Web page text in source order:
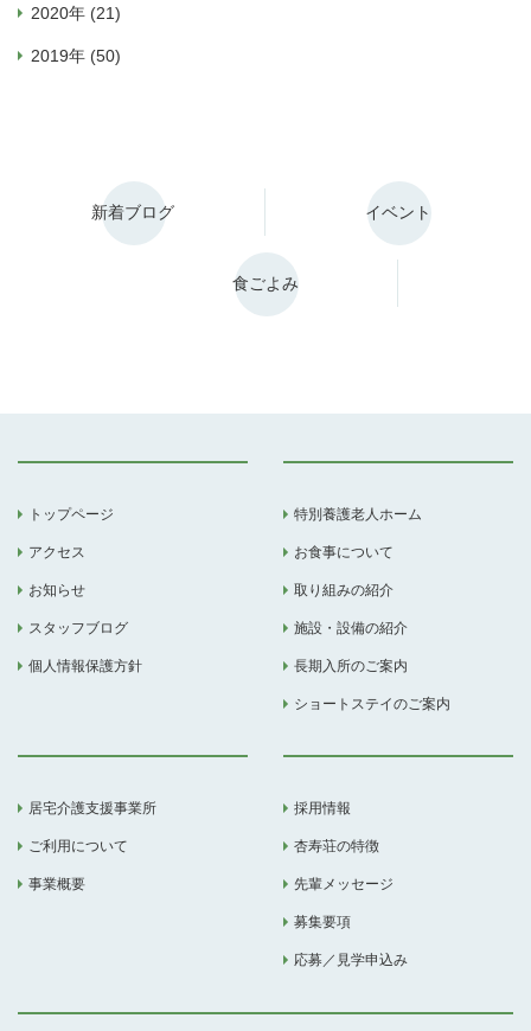
2020年 (21)
2019年 (50)
新着ブログ イベント
食ごよみ
トップページ
アクセス
お知らせ
スタッフブログ
個人情報保護方針
特別養護老人ホーム
お食事について
取り組みの紹介
施設・設備の紹介
長期入所のご案内
ショートステイのご案内
居宅介護支援事業所
ご利用について
事業概要
採用情報
杏寿荘の特徴
先輩メッセージ
募集要項
応募／見学申込み